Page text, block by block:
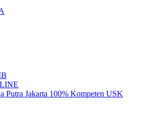
Putra Jakarta 100% Kompeten USK